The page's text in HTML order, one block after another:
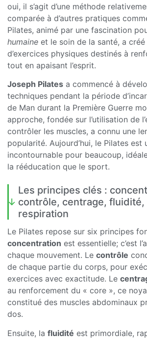
oui, il s’agit d’une méthode
comparée à d’autres pratiques
Pilates, animé par une fascination
humaine et le soin de la santé, a
d’exercices physiques destinés à
tout en apaisant l’esprit.
Joseph Pilates a commencé à
techniques pendant la période
de Man durant la Première Guerre
approche, fondée sur l’utilisation de
contrôler les muscles, a connu une
popularité. Aujourd’hui, le Pilates est
incontournable pour beaucoup,
la rééducation que le sport.
Les principes clés :
contrôle, centrage, fluidité,
respiration
Le Pilates repose sur six principes
concentration est essentielle; c’est
chaque mouvement. Le contrôle
de chaque partie du corps, pour
exercices avec exactitude. Le
au renforcement du « core », ce
constitué des muscles abdominaux
dos.
Ensuite, la fluidité est primordiale,